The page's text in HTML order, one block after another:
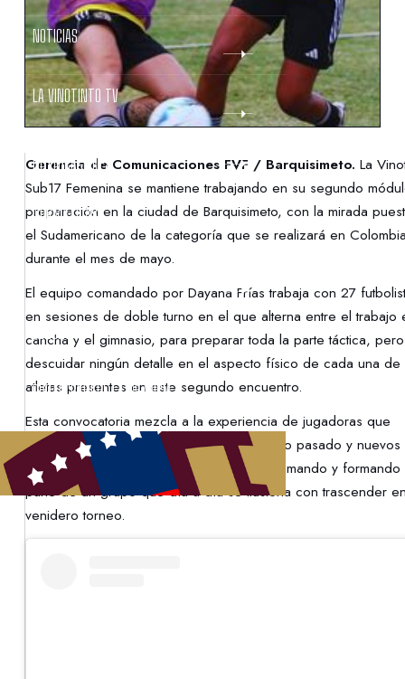
NOTICIAS
LA VINOTINTO TV
NOTIFICACIONES
NORMATIVAS
DENUNCIAS
PROTECCIÓN DE LA INFANCIA
Gerencia de Comunicaciones FVF / Barquisimeto. La
Sub17 Femenina se mantiene trabajando en su segundo
preparación en la ciudad de Barquisimeto, con la mirada
el Sudamericano de la categoría que se realizará en
durante el mes de mayo.
El equipo comandado por Dayana Frías trabaja con 27
en sesiones de doble turno en el que alterna entre el trabajo
cancha y el gimnasio, para preparar toda la parte táctica,
descuidar ningún detalle en el aspecto físico de cada una de
atletas presentes en este segundo encuentro.
Esta convocatoria mezcla a la experiencia de jugadoras que
estuvieron en el CONMEBOL Sub17 del año pasado y nuevos
elementos que buscan aprender, seguir sumando y formando
parte de un grupo que día a día se ilusiona con trascender
venidero torneo.